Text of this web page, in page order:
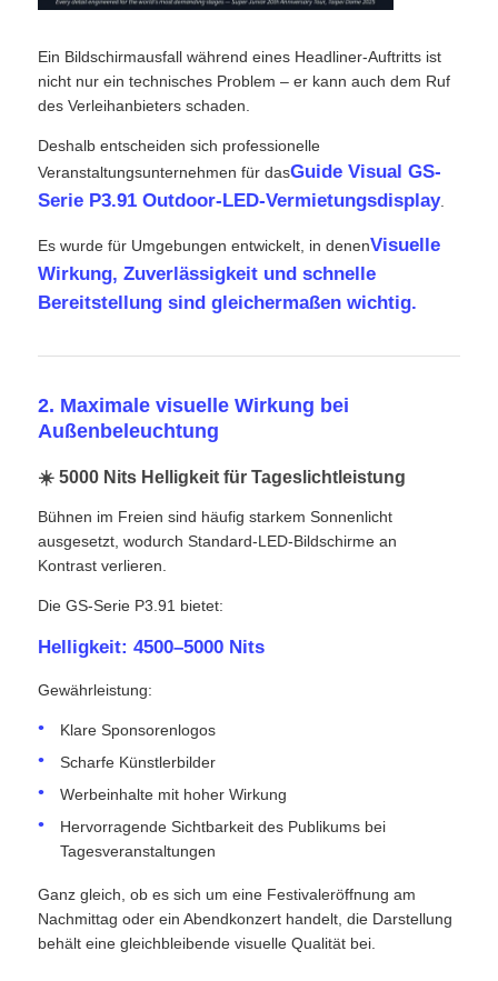
SMD LED-Bildschirm
LED-Werbetafel im Freien
Ein Bildschirmausfall während eines Headliner-Auftritts ist
nicht nur ein technisches Problem – er kann auch dem Ruf
des Verleihanbieters schaden.
Deshalb entscheiden sich professionelle
Veranstaltungsunternehmen für dasGuide Visual GS-
Serie P3.91 Outdoor-LED-Vermietungsdisplay.
Es wurde für Umgebungen entwickelt, in denenVisuelle
Wirkung, Zuverlässigkeit und schnelle
Bereitstellung sind gleichermaßen wichtig.
2. Maximale visuelle Wirkung bei
Außenbeleuchtung
☀️ 5000 Nits Helligkeit für Tageslichtleistung
Bühnen im Freien sind häufig starkem Sonnenlicht
ausgesetzt, wodurch Standard-LED-Bildschirme an
Kontrast verlieren.
Die GS-Serie P3.91 bietet:
Helligkeit: 4500–5000 Nits
Gewährleistung:
Klare Sponsorenlogos
Scharfe Künstlerbilder
Werbeinhalte mit hoher Wirkung
Hervorragende Sichtbarkeit des Publikums bei
Tagesveranstaltungen
Ganz gleich, ob es sich um eine Festivaleröffnung am
Nachmittag oder ein Abendkonzert handelt, die Darstellung
behält eine gleichbleibende visuelle Qualität bei.